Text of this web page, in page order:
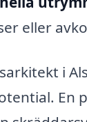
eller
i
En